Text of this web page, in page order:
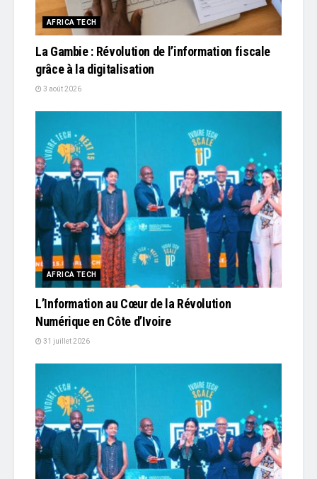
AFRICA TECH
La Gambie : Révolution de l’information fiscale
grâce à la digitalisation
3 août 2026
AFRICA TECH
L’Information au Cœur de la Révolution
Numérique en Côte d’Ivoire
31 juillet 2026